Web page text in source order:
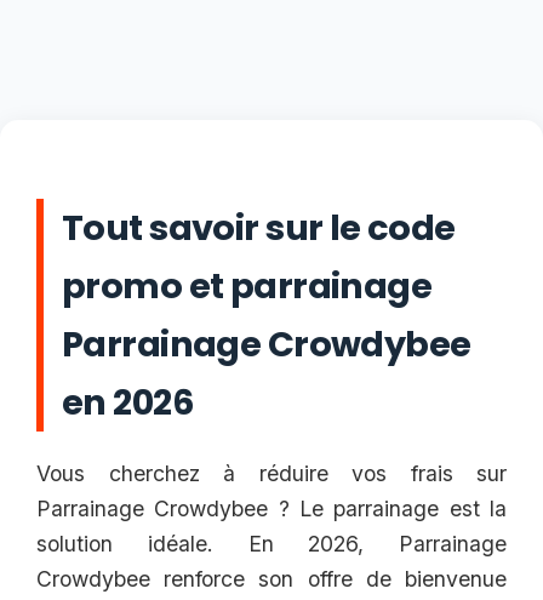
Tout savoir sur le code
promo et parrainage
Parrainage Crowdybee
en 2026
Vous cherchez à réduire vos frais sur
Parrainage Crowdybee ? Le parrainage est la
solution idéale. En 2026, Parrainage
Crowdybee renforce son offre de bienvenue